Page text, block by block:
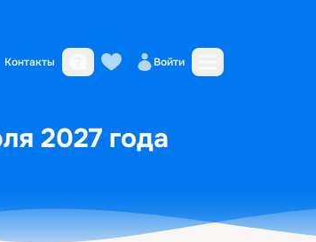
Контакты Войти
2027 года